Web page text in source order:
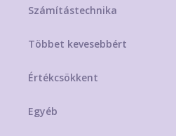
Számítástechnika
Többet kevesebbért
Értékcsökkent
Egyéb